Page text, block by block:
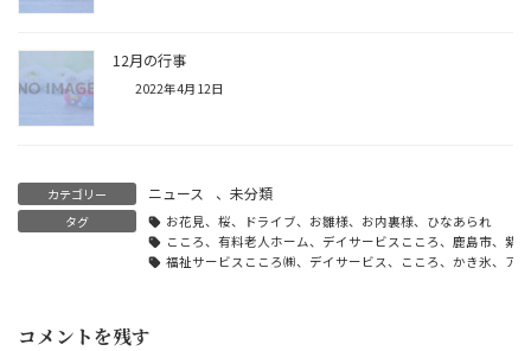
12月の行事
2022年4月12日
カテゴリー ニュース 、 未分類
タグ
お花見、桜、ドライブ、お雛様、お内裏様、ひなあられ
こころ、有料老人ホーム、デイサービスこころ、鹿島市、紫
福祉サービスこころ㈱、デイサービス、こころ、かき氷、ア
コメントを残す